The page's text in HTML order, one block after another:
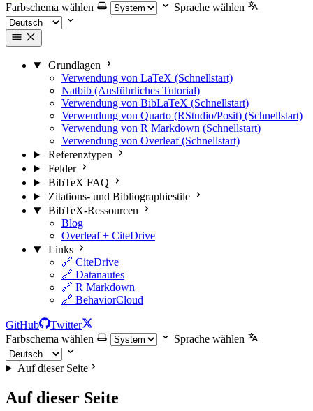
Farbschema wählen
Sprache wählen
Grundlagen
Verwendung von LaTeX (Schnellstart)
Natbib (Ausführliches Tutorial)
Verwendung von BibLaTeX (Schnellstart)
Verwendung von Quarto (RStudio/Posit) (Schnellstart)
Verwendung von R Markdown (Schnellstart)
Verwendung von Overleaf (Schnellstart)
Referenztypen
Felder
BibTeX FAQ
Zitations- und Bibliographiestile
BibTeX-Ressourcen
Blog
Overleaf + CiteDrive
Links
🔗 CiteDrive
🔗 Datanautes
🔗 R Markdown
🔗 BehaviorCloud
GitHub
Twitter
Farbschema wählen
Sprache wählen
Auf dieser Seite
Auf dieser Seite